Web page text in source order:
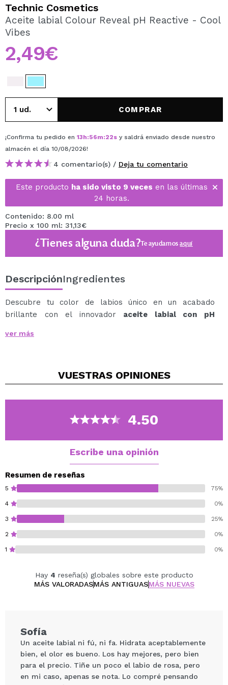
Al crear una cuenta en Maquillalia.com podrás realizar
tus compras rápidamente, revisar el estado de tus
Technic Cosmetics
Aceite labial Colour Reveal pH Reactive - Cool
Vibes
2,49€
COMPRAR
¡Confirma tu pedido en 13h:56m:22s y saldrá enviado desde nuestro
almacén el día 10/08/2026!
4 comentario(s) / Deja tu comentario
Este producto ha sido visto 9 veces en las últimas
24 horas.
Contenido: 8.00 ml
Precio x 100 ml: 31,13€
¿Tienes alguna duda?Te ayudamosaquí
DescripciónIngredientes
Descubre tu color de labios único en un acabado
brillante con el innovador aceite labial con pH
Esta fórmula única responde a la química individual de
Cool Vibes proporciona una sensación refrescante y un
tonifica los labios.
ver más
VUESTRAS OPINIONES
4.50
Escribe una opinión
Resumen de reseñas
5 75%
4 0%
3 25%
2 0%
1 0%
Hay 4 reseña(s) globales sobre este producto
MÁS VALORADASMÁS ANTIGUASMÁS NUEVAS
Sofía
Un aceite labial ni fú, ni fa. Hidrata aceptablemente
bien, el olor es bueno. Los hay mejores, pero bien
para el precio. Tiñe un poco el labio de rosa, pero
en mi caso, apenas se nota. Lo compré pensando